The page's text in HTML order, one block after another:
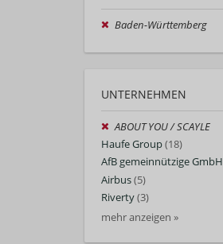
Baden-Württemberg
UNTERNEHMEN
ABOUT YOU / SCAYLE
Haufe Group(18)
AfB gemeinnützige GmbH
Airbus(5)
Riverty(3)
mehr anzeigen »